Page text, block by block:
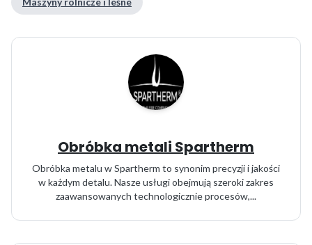
Obróbka metali Spartherm
Obróbka metalu w Spartherm to synonim precyzji i jakości
w każdym detalu. Nasze usługi obejmują szeroki zakres
zaawansowanych technologicznie procesów,...